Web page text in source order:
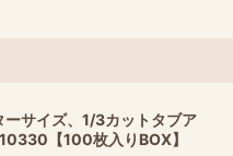
ーサイズ、1/3カットタブア
【100枚入りBOX】